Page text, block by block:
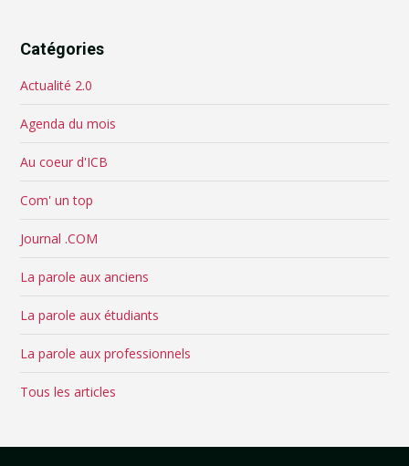
Catégories
Actualité 2.0
Agenda du mois
Au coeur d'ICB
Com' un top
Journal .COM
La parole aux anciens
La parole aux étudiants
La parole aux professionnels
Tous les articles